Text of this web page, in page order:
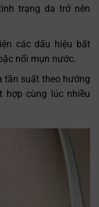
trạng da trở nên
các dấu hiệu bất
nổi mụn nước.
tần suất theo hướng
hợp cùng lúc nhiều